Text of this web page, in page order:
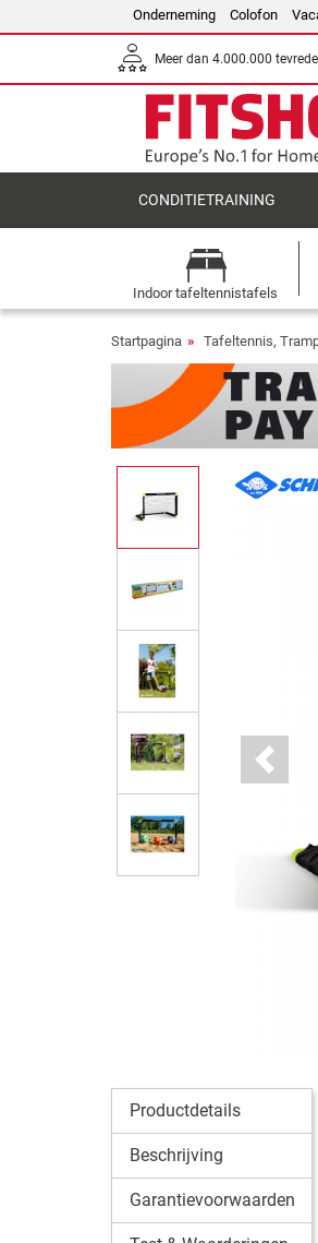
Onderneming Colofon
Meer dan 4.000.000
CONDITIETRAINING
Indoor tafeltennistafels
Startpagina Tafeltennis,
Productdetails
Beschrijving
Garantievoorwaarden